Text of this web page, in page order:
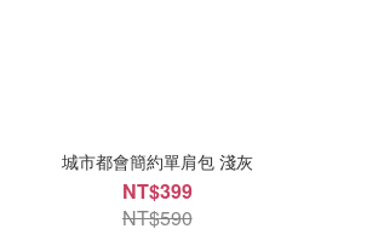
城市都會簡約單肩包 淺灰
NT$399
NT$590